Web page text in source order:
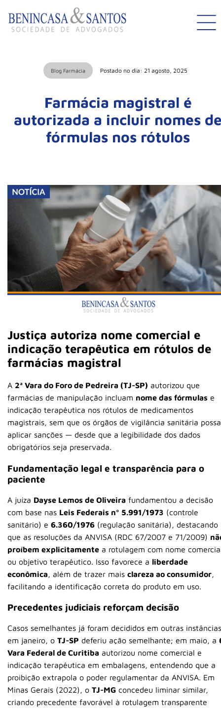
Blog Farmácia Postado no dia: 21 agosto, 2025
Farmácia magistral é
autorizada a incluir nomes
fórmulas nos rótulos
Justiça autoriza nome comercial e
indicação terapêutica em rótulos de
farmácias magistral
A 2ª Vara do Foro de Pedreira (TJ-SP) autorizou que
farmácias de manipulação incluam nome das fórmulas e
indicação terapêutica nos rótulos de medicamentos
magistrais, sem que os órgãos de vigilância sanitária
aplicar sanções — desde que a legibilidade dos dados
obrigatórios seja preservada.
Fundamentação legal e transparência para o
paciente
A juíza Dayse Lemos de Oliveira fundamentou a decisão
com base nas Leis Federais nº 5.991/1973 (controle
sanitário) e 6.360/1976 (regulação sanitária), destacando
que as resoluções da ANVISA (RDC 67/2007 e 71/2009)
proíbem explicitamente a rotulagem com nome
ou objetivo terapêutico. Isso favorece a liberdade
econômica, além de trazer mais clareza ao consumidor,
facilitando a identificação correta do produto em uso.
Precedentes judiciais reforçam decisão
Casos semelhantes já foram decididos em outras
em janeiro, o TJ-SP deferiu ação semelhante; em maio, a
Vara Federal de Curitiba autorizou nome comercial e
indicação terapêutica em embalagens, entendendo que a
proibição extrapola o poder regulamentar da ANVISA. Em
Minas Gerais (2022), o TJ-MG concedeu liminar similar,
criando precedente favorável à rotulagem transparente